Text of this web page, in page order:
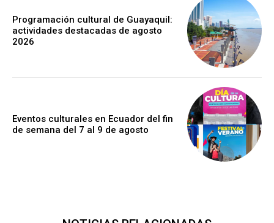
Programación cultural de Guayaquil:
actividades destacadas de agosto
2026
Eventos culturales en Ecuador del fin
de semana del 7 al 9 de agosto